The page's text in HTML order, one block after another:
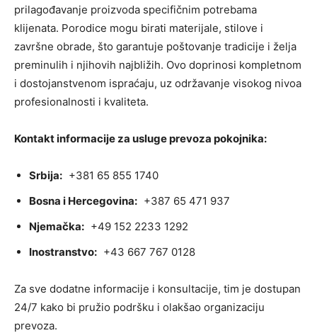
prilagođavanje proizvoda specifičnim potrebama
klijenata. Porodice mogu birati materijale, stilove i
završne obrade, što garantuje poštovanje tradicije i želja
preminulih i njihovih najbližih. Ovo doprinosi kompletnom
i dostojanstvenom ispraćaju, uz održavanje visokog nivoa
profesionalnosti i kvaliteta.
Kontakt informacije za usluge prevoza pokojnika:
Srbija: +381 65 855 1740
Bosna i Hercegovina: +387 65 471 937
Njemačka: +49 152 2233 1292
Inostranstvo: +43 667 767 0128
Za sve dodatne informacije i konsultacije, tim je dostupan
24/7 kako bi pružio podršku i olakšao organizaciju
prevoza.